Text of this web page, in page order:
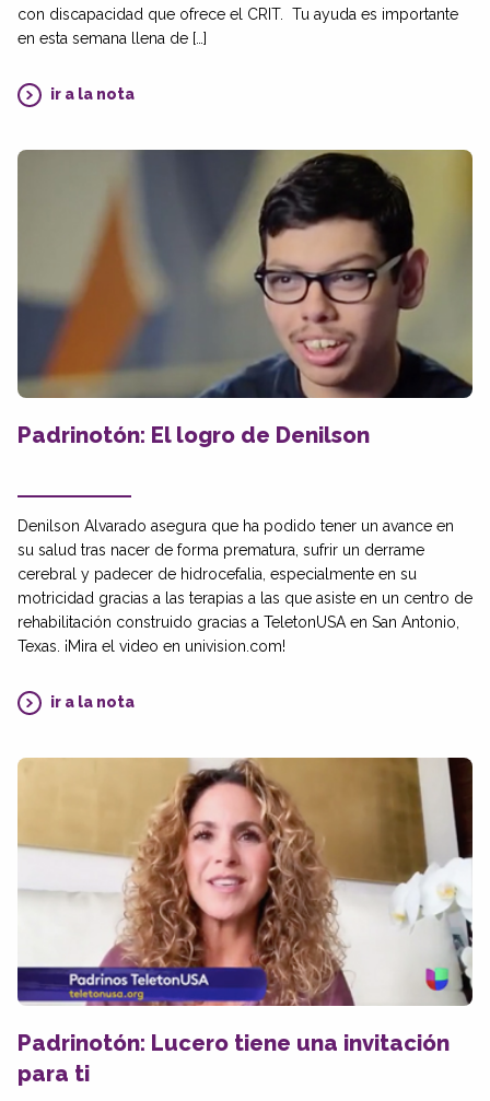
con discapacidad que ofrece el CRIT. Tu ayuda es importante
en esta semana llena de […]
ir a la nota
Padrinotón: El logro de Denilson
Denilson Alvarado asegura que ha podido tener un avance en
su salud tras nacer de forma prematura, sufrir un derrame
cerebral y padecer de hidrocefalia, especialmente en su
motricidad gracias a las terapias a las que asiste en un centro de
rehabilitación construido gracias a TeletonUSA en San Antonio,
Texas. ¡Mira el video en univision.com!
ir a la nota
Padrinotón: Lucero tiene una invitación
para ti